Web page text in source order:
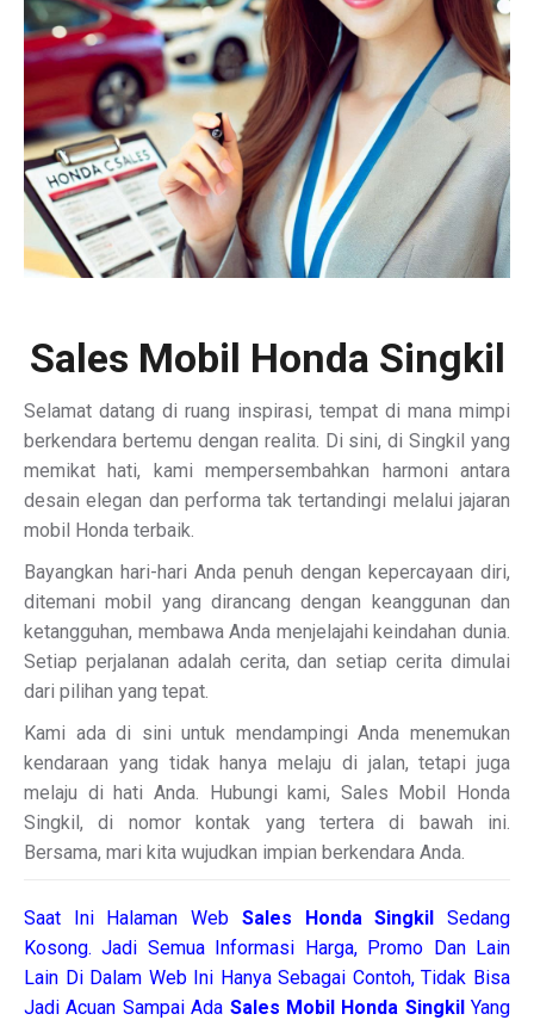
Sales Mobil Honda Singkil
Selamat datang di ruang inspirasi, tempat di mana mimpi
berkendara bertemu dengan realita. Di sini, di Singkil yang
memikat hati, kami mempersembahkan harmoni antara
desain elegan dan performa tak tertandingi melalui jajaran
mobil Honda terbaik.
Bayangkan hari-hari Anda penuh dengan kepercayaan diri,
ditemani mobil yang dirancang dengan keanggunan dan
ketangguhan, membawa Anda menjelajahi keindahan dunia.
Setiap perjalanan adalah cerita, dan setiap cerita dimulai
dari pilihan yang tepat.
Kami ada di sini untuk mendampingi Anda menemukan
kendaraan yang tidak hanya melaju di jalan, tetapi juga
melaju di hati Anda. Hubungi kami, Sales Mobil Honda
Singkil, di nomor kontak yang tertera di bawah ini.
Bersama, mari kita wujudkan impian berkendara Anda.
Saat Ini Halaman Web Sales Honda SingkilSedang
Kosong. Jadi Semua Informasi Harga, Promo Dan Lain
Lain Di Dalam Web Ini Hanya Sebagai Contoh, Tidak Bisa
Jadi Acuan Sampai Ada Sales Mobil Honda Singkil Yang